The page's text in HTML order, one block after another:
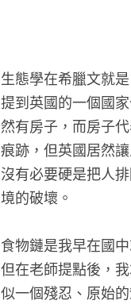
生態學在希臘文就
提到英國的一個國
然有房子，而房子
痕跡，但英國居然
沒有必要硬是把人
境的破壞。
食物鏈是我早在國
但在老師提點後，
似一個殘忍、原始